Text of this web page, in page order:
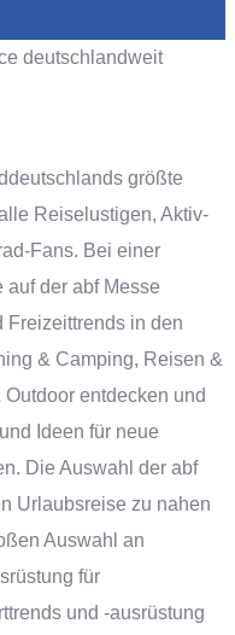
größte
Reiselustigen, Aktiv-
Fans. Bei einer
der abf Messe
Freizeittrends in den
& Camping, Reisen &
entdecken und
Ideen für neue
Die Auswahl der abf
Urlaubsreise zu nahen
Auswahl an
für
und -ausrüstung